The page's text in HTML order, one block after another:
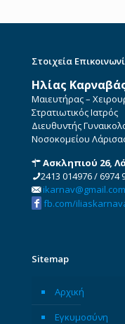
Στοιχεία
Ηλίας
Μαιευτήρας –
Στρατιωτικός Ιατρός
Διευθυντής
Νοσοκομείου
Ασκληπιού 26,
2413 014976/6974
ikarnav@gmail.com
fb.com/
Sitemap
Αρχική
Εγκυμοσύνη